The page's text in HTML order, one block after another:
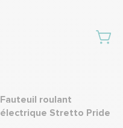
Fauteuil roulant
électrique Stretto Pride